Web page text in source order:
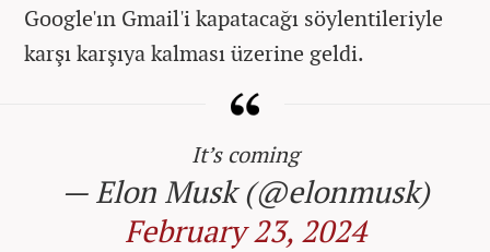
Google'ın Gmail'i kapatacağı söylentileriyle
karşı karşıya kalması üzerine geldi.
It’s coming
— Elon Musk (@elonmusk)
February 23, 2024